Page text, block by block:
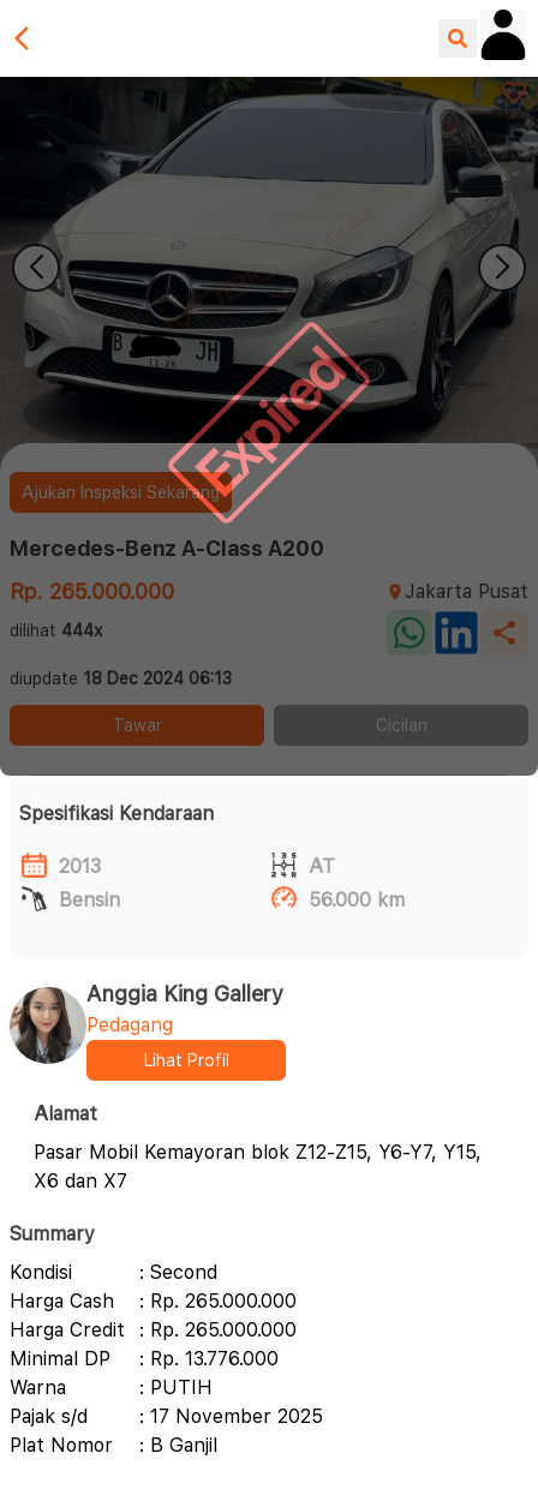
Expired
Ajukan Inspeksi Sekarang
Mercedes-Benz A-Class A200
Rp. 265.000.000
Jakarta Pusat
dilihat 444x
diupdate 18 Dec 2024 06:13
Tawar Cicilan
Spesifikasi Kendaraan
2013
AT
Bensin
56.000 km
Anggia King Gallery
Pedagang
Lihat Profil
Alamat
Pasar Mobil Kemayoran blok Z12-Z15, Y6-Y7, Y15,
X6 dan X7
Summary
Kondisi
: Second
Harga Cash
: Rp. 265.000.000
Harga Credit
: Rp. 265.000.000
Minimal DP
: Rp. 13.776.000
Warna
: PUTIH
Pajak s/d
: 17 November 2025
Plat Nomor
: B Ganjil